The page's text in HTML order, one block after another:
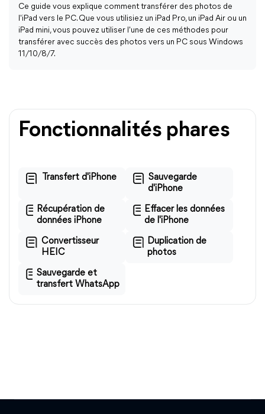
Ce guide vous explique comment transférer des photos de
l'iPad vers le PC. Que vous utilisiez un iPad Pro, un iPad Air ou un
iPad mini, vous pouvez utiliser l'une de ces méthodes pour
transférer avec succès des photos vers un PC sous Windows
11/10/8/7.
Fonctionnalités phares
Transfert d'iPhone
Sauvegarde
d'iPhone
Récupération de
données iPhone
Effacer les données
de l'iPhone
Convertisseur
HEIC
Duplication de
photos
Sauvegarde et
transfert WhatsApp